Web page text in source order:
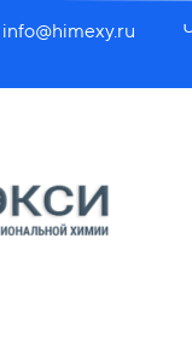
Часы работы: